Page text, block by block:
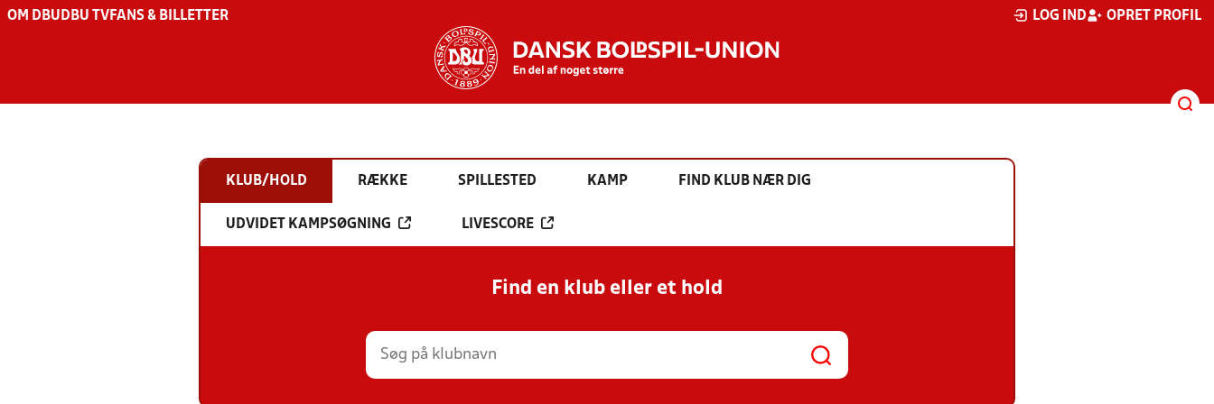
OM DBU DBU TV FANS & BILLETTER LOG IND OPRET PROFIL
KLUB/HOLD RÆKKE SPILLESTED KAMP FIND KLUB NÆR DIG
UDVIDET KAMPSØGNING LIVESCORE
Find en klub eller et hold